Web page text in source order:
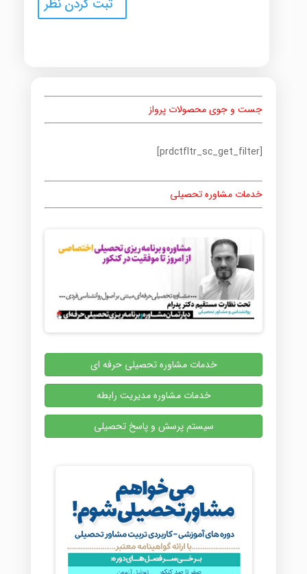
جست و جوی محصولات پرواز
[prdctfltr_sc_get_filter]
خدمات مشاوره تحصیلی
خدمات مشاوره تحصیلی حرفه ای
خدمات مشاوره مدیریت رابطه
سیستم پرسش و پاسخ تحصیلی